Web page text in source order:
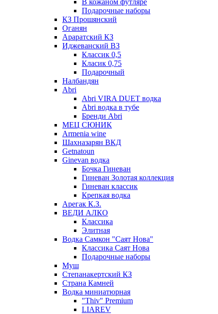
В кожаном футляре
Подарочные наборы
КЗ Прошянский
Оганян
Араратский КЗ
Иджеванский ВЗ
Классик 0,5
Класик 0,75
Подарочный
Налбандян
Abri
Abri VIRA DUET водка
Abri водка в тубе
Бренди Abri
МЕЦ СЮНИК
Armenia wine
Шахназарян ВКД
Getnatoun
Ginevan водка
Бочка Гиневан
Гиневан Золотая коллекция
Гиневан классик
Крепкая водка
Арегак К.З.
ВЕДИ АЛКО
Классика
Элитная
Водка Самкон "Саят Нова"
Классика Саят Нова
Подарочные наборы
Муш
Степанакертский КЗ
Страна Камней
Водка миниатюрная
"Thiv" Premium
LIAREV